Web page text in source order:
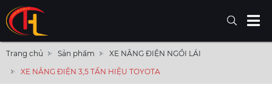
Trang chủ Sản phẩm
XE NÂNG ĐIỆN NGỒI LÁI
XE NÂNG ĐIỆN 3,5 TẤN HIỆU TOYOTA